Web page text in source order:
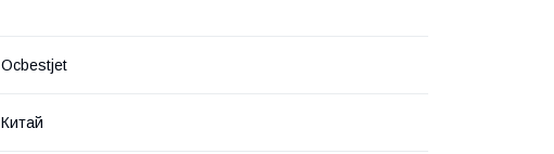
Ocbestjet
Китай